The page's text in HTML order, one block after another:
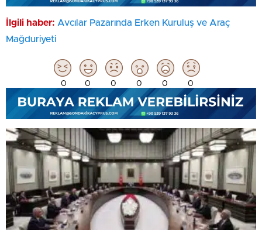
İlgili haber: Avcılar Pazarında Erken Kuruluş ve Araç
Mağduriyeti
0 0 0 0 0 0